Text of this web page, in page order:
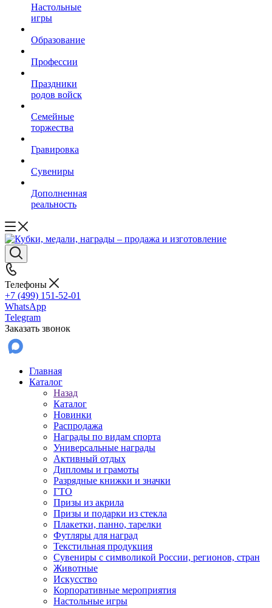
Настольные
игры
Образование
Профессии
Праздники
родов войск
Семейные
торжества
Гравировка
Сувениры
Дополненная
реальность
Телефоны
+7 (499) 151-52-01
WhatsApp
Telegram
Заказать звонок
Главная
Каталог
Назад
Каталог
Новинки
Распродажа
Награды по видам спорта
Универсальные награды
Активный отдых
Дипломы и грамоты
Разрядные книжки и значки
ГТО
Призы из акрила
Призы и подарки из стекла
Плакетки, панно, тарелки
Футляры для наград
Текстильная продукция
Сувениры с символикой России, регионов, стран
Животные
Искусство
Корпоративные мероприятия
Настольные игры